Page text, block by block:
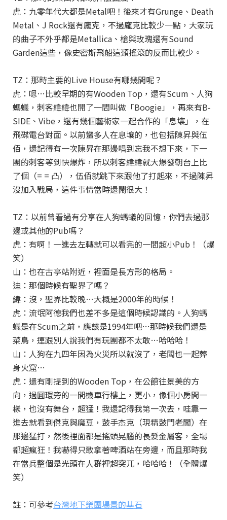
虎：九零年代大都是Metal吧！後來才有Grunge、Death
Metal、J Rock還有龐克，不過龐克比較少一點，大家玩
的曲子不外乎都是Metallica、槍與玫瑰還有Sound
Garden這些，像史密斯飛船這類搖滾的反而比較少。
TZ：那時主要的Live House有哪幾間呢？
虎：嗯…比較早期的有Wooden Top，還有Scum、人狗
螞蟻，刺客緯緯也開了一間叫做「Boogie」，再來有B-
SIDE、Vibe，還有幾個藝術家一起合作的「息壤」，在
飛碟電台對面。以前蠻多人在息壤的，也包括陳昇與伍
佰，還記得有一次陳昇在那邊唱到忘我不想下來，下一
團的刺客等到快爆炸，所以刺客緯緯就大爆發朝台上比
了個（= = 凸），伍佰就跳下來跟他了打起來，不過陳昇
沒加入戰局，這件事情當時還鬧很大！
TZ：以前曾看過有分享在人狗螞蟻的回憶，你們去過那
邊或其他的Pub嗎？
虎：有啊！一進去左轉就可以看完的一間超小Pub！（爆
笑）
山：也在古亭站附近，裡面是長方形的格局。
迪：那個時候有聖界了嗎？
緯：沒，聖界比較晚…大概是2000年的時候！
虎：流氓阿德我們也差不多是這個時候認識的。人狗螞
蟻是在Scum之前，應該是1994年吧…那時候我們還是
菜鳥，連跟別人說我們有玩團都不太敢…哈哈哈！
山：人狗在九四年因為火災所以就沒了，老闆也一起葬
身火窟…
虎：還有剛提到的Wooden Top，在公館往景美的方
向，過圓環旁的一間機車行樓上，更小，像個小房間一
樣，也沒有舞台，超猛！我還記得我第一次去，哇靠一
進去就看到傑克與魔豆，鼓手杰克（現精鼓門老闆）在
那邊猛打，然後裡面都是搖頭晃腦的長髮金屬客，全場
都超瘋狂！我嚇得只敢拿著啤酒站在旁邊，而且那時我
在當兵整個是光頭在人群裡超突兀，哈哈哈！（全體爆
笑）
註：可參考台灣地下樂團場景的基石